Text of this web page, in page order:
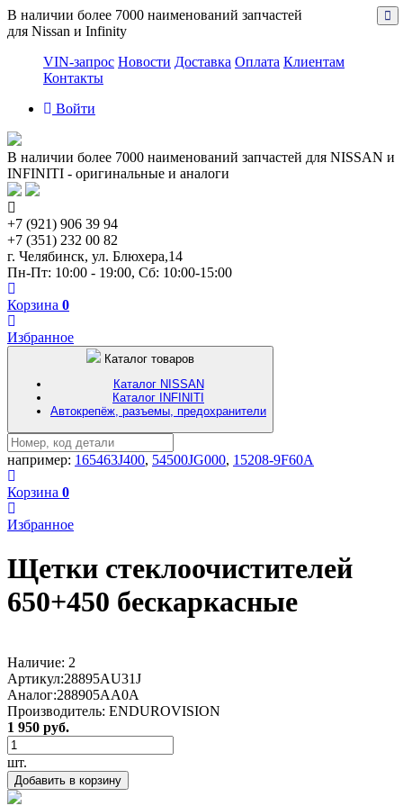
В наличии более 7000 наименований запчастей
для Nissan и Infinity
VIN-запрос Новости Доставка Оплата Клиентам
Контакты
Войти
В наличии более 7000 наименований запчастей для NISSAN и
INFINITI - оригинальные и аналоги
+7 (921) 906 39 94
+7 (351) 232 00 82
г. Челябинск, ул. Блюхера,14
Пн-Пт: 10:00 - 19:00, Сб: 10:00-15:00
Корзина 0
Избранное
Каталог товаров
Каталог NISSAN
Каталог INFINITI
Автокрепёж, разъемы, предохранители
например: 165463J400, 54500JG000, 15208-9F60A
Корзина 0
Избранное
Щетки стеклоочистителей
650+450 бескаркасные
Наличие: 2
Артикул:28895AU31J
Аналог:288905AA0A
Производитель: ENDUROVISION
1 950 руб.
шт.
Добавить в корзину